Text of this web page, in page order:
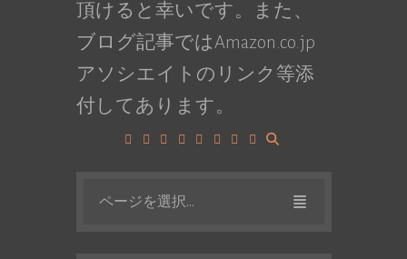
頂けると幸いです。また、
ブログ記事ではAmazon.co.jp
アソシエイトのリンク等添
付してあります。
ページを選択...